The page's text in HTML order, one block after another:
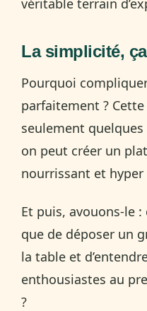
La simplicité,
Pourquoi
parfaitement ? Cette
seulement
on peut créer un plat
nourrissant et
Et puis, avouons-le
que de déposer un
la table et
enthousiastes au
?